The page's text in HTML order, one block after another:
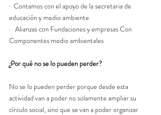
·  Contamos con el apoyo de la secretaria de
educación y medio ambiente
·   Alianzas con Fundaciones y empresas Con
Componentes medio ambientales
¿Por qué no se lo pueden perder?
No se lo pueden perder porque desde esta
actividad van a poder no solamente ampliar su
círculo social, sino que se van a poder organizar